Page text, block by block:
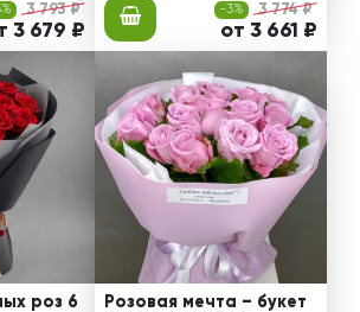
3 793 ₽
3 679 ₽
-3% 3 774 ₽
от 3 661 ₽
роз 6
Розовая мечта – букет